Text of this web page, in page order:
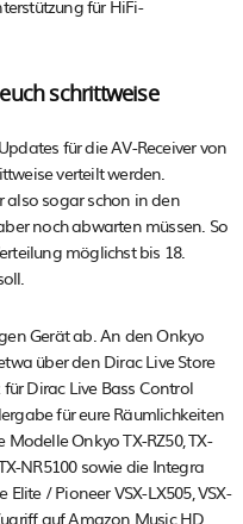
für HiFi-
schrittweise
für die AV-Receiver von
verteilt werden.
also sogar schon in den
noch abwarten müssen. So
möglichst bis 18.
Gerät ab. An den Onkyo
über den Dirac Live Store
Dirac Live Bass Control
für eure Räumlichkeiten
Onkyo TX-RZ50, TX-
NR5100 sowie die Integra
Elite / Pioneer VSX-LX505, VSX-
auf Amazon Music HD